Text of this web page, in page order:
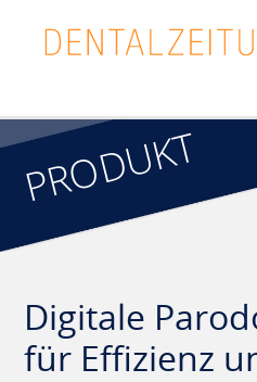
PRODUKT
Digitale
für Effizienz